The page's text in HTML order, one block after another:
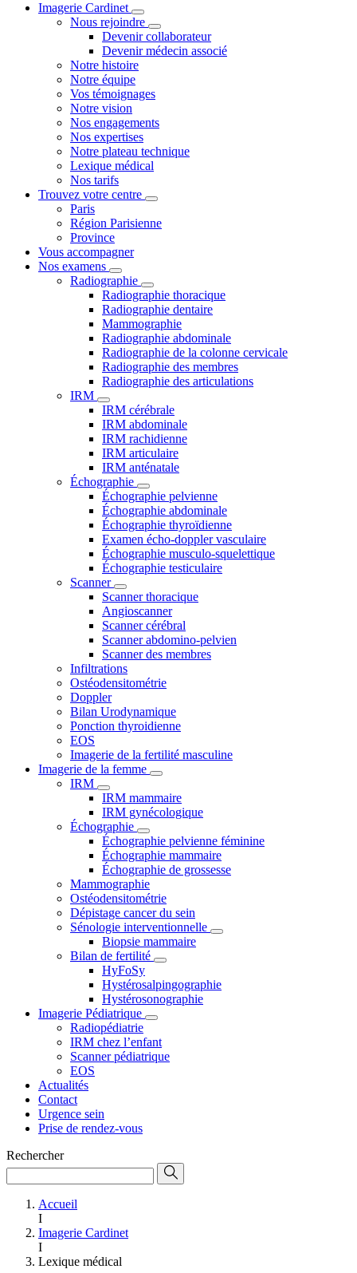
Imagerie Cardinet
Nous rejoindre
Devenir collaborateur
Devenir médecin associé
Notre histoire
Notre équipe
Vos témoignages
Notre vision
Nos engagements
Nos expertises
Notre plateau technique
Lexique médical
Nos tarifs
Trouvez votre centre
Paris
Région Parisienne
Province
Vous accompagner
Nos examens
Radiographie
Radiographie thoracique
Radiographie dentaire
Mammographie
Radiographie abdominale
Radiographie de la colonne cervicale
Radiographie des membres
Radiographie des articulations
IRM
IRM cérébrale
IRM abdominale
IRM rachidienne
IRM articulaire
IRM anténatale
Échographie
Échographie pelvienne
Échographie abdominale
Échographie thyroïdienne
Examen écho-doppler vasculaire
Échographie musculo-squelettique
Échographie testiculaire
Scanner
Scanner thoracique
Angioscanner
Scanner cérébral
Scanner abdomino-pelvien
Scanner des membres
Infiltrations
Ostéodensitométrie
Doppler
Bilan Urodynamique
Ponction thyroidienne
EOS
Imagerie de la fertilité masculine
Imagerie de la femme
IRM
IRM mammaire
IRM gynécologique
Échographie
Échographie pelvienne féminine
Échographie mammaire
Échographie de grossesse
Mammographie
Ostéodensitométrie
Dépistage cancer du sein
Sénologie interventionnelle
Biopsie mammaire
Bilan de fertilité
HyFoSy
Hystérosalpingographie
Hystérosonographie
Imagerie Pédiatrique
Radiopédiatrie
IRM chez l’enfant
Scanner pédiatrique
EOS
Actualités
Contact
Urgence sein
Prise de rendez-vous
Rechercher
Accueil
I
Imagerie Cardinet
I
Lexique médical